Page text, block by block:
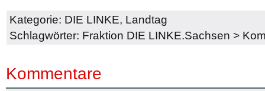
Kategorie: DIE LINKE, Landtag
Schlagwörter: Fraktion DIE LINKE.Sachsen >
Kommentare